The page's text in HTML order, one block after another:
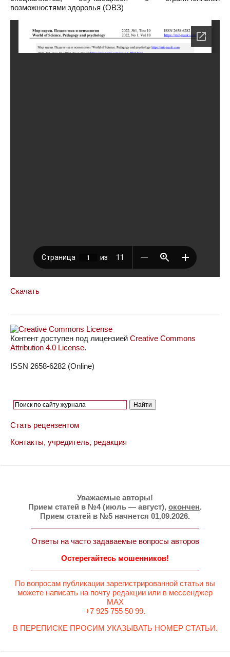
возможностями здоровья (ОВЗ)
Скачать
Контент доступен под лицензией Creative Commons
Attribution 4.0 License.
ISSN 2658-6282 (Online)
Стать рецензентом
Контакты, учредитель, редакция
Уважаемые авторы!
Прием статей в №4 (июль — август), окончен.
Прием статей в №5 начнется 01.09.2026.
Ответы на часто задаваемые вопросы авторов
Остерегайтесь мошенников!
По вопросам публикации зарегистрированной статьи вы
можете написать на почту редакции или в мессенджер
MAX
+7 925 755 50 99.
В ПЕРЕПИСКЕ ПРОСИМ УКАЗЫВАТЬ НОМЕР СТАТЬИ.